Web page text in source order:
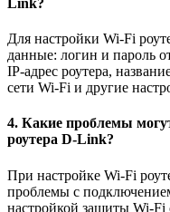
Для настройки Wi-Fi
данные: логин и пароль
IP-адрес роутера,
сети Wi-Fi и другие
4. Какие проблемы
роутера D-Link?
При настройке Wi-Fi
проблемы с
настройкой защиты Wi-